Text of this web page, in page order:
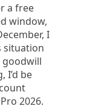
a free
window,
I
situation
goodwill
I’d be
2026.